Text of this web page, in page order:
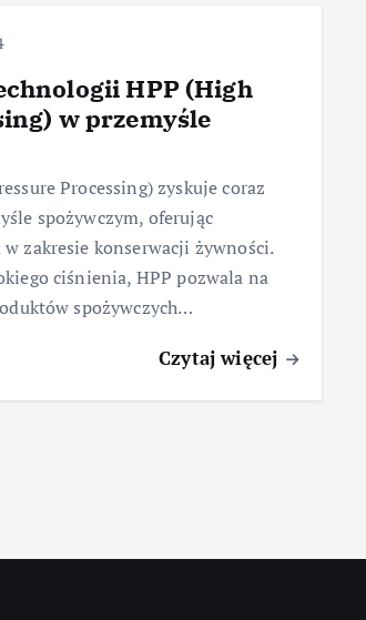
HPP (High
w przemyśle
Processing) zyskuje coraz
spożywczym, oferując
zakresie konserwacji żywności.
ciśnienia, HPP pozwala na
spożywczych…
Czytaj więcej